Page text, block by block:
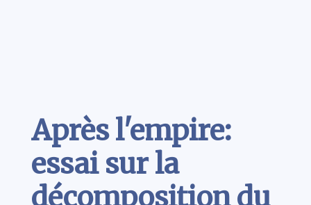
Après l'empire:
essai sur la
décomposition du